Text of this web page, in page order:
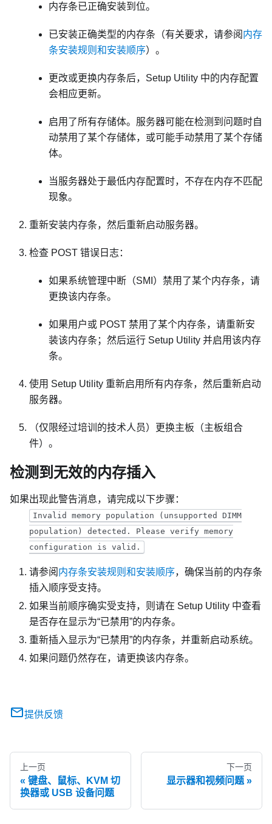
内存条已正确安装到位。
已安装正确类型的内存条（有关要求，请参阅 内存
条安装规则和安装顺序）。
更改或更换内存条后，Setup Utility 中的内存配置
会相应更新。
启用了所有存储体。服务器可能在检测到问题时自
动禁用了某个存储体，或可能手动禁用了某个存储
体。
当服务器处于最低内存配置时，不存在内存不匹配
现象。
重新安装内存条，然后重新启动服务器。
检查 POST 错误日志：
如果系统管理中断（SMI）禁用了某个内存条，请
更换该内存条。
如果用户或 POST 禁用了某个内存条，请重新安
装该内存条；然后运行 Setup Utility 并启用该内存
条。
使用 Setup Utility 重新启用所有内存条，然后重新启动
服务器。
（仅限经过培训的技术人员）更换主板（主板组合
件）。
检测到无效的内存插入
如果出现此警告消息，请完成以下步骤：
Invalid memory population (unsupported DIMM
population) detected. Please verify memory
configuration is valid.
请参阅 内存条安装规则和安装顺序，确保当前的内存条
插入顺序受支持。
如果当前顺序确实受支持，则请在 Setup Utility 中查看
是否存在显示为“已禁用”的内存条。
重新插入显示为“已禁用”的内存条，并重新启动系统。
如果问题仍然存在，请更换该内存条。
提供反馈
上一页
键盘、鼠标、KVM 切
换器或 USB 设备问题
下一页
显示器和视频问题